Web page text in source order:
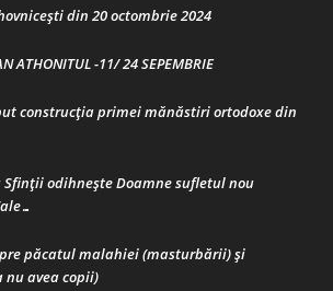
din 20 octombrie 2024
ATHONITUL -11/ 24 SEPEMBRIE
construcţia primei mănăstiri ortodoxe din
Sfinții odihnește Doamne sufletul nou
păcatul malahiei (masturbării) şi
nu avea copii)